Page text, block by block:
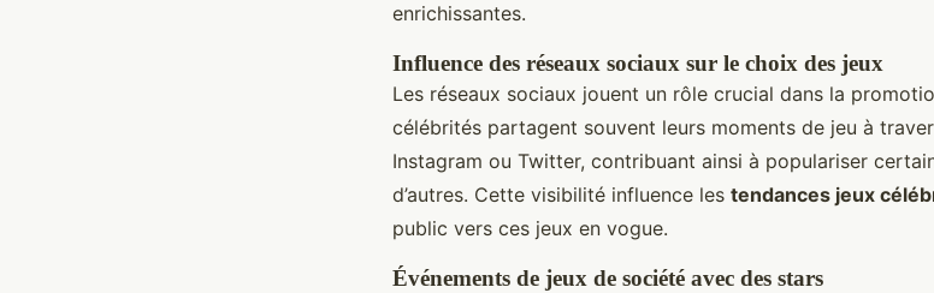
enrichissantes.
Influence des réseaux sociaux sur le choix des jeux
Les réseaux sociaux jouent un rôle crucial dans la
célébrités partagent souvent leurs moments de jeu à
Instagram ou Twitter, contribuant ainsi à populariser
d’autres. Cette visibilité influence les tendances jeux
public vers ces jeux en vogue.
Événements de jeux de société avec des stars